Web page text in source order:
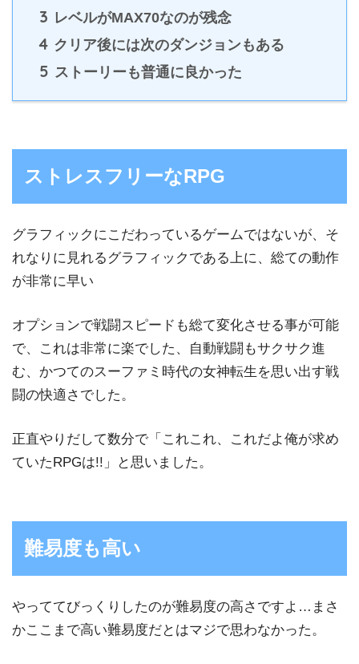
3 レベルがMAX70なのが残念
4 クリア後には次のダンジョンもある
5 ストーリーも普通に良かった
ストレスフリーなRPG
グラフィックにこだわっているゲームではないが、そ
れなりに見れるグラフィックである上に、 総ての動作
が非常に早い
オプションで戦闘スピードも総て変化させる事が可能
で、これは非常に楽でした、自動戦闘もサクサク進
む、かつてのスーファミ時代の女神転生を思い出す戦
闘の快適さでした。
正直やりだして数分で「これこれ、これだよ俺が求め
ていたRPGは!!」と思いました。
難易度も高い
やっててびっくりしたのが難易度の高さですよ…まさ
かここまで高い難易度だとはマジで思わなかった。